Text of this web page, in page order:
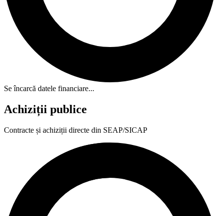
Se încarcă datele financiare...
Achiziții publice
Contracte și achiziții directe din SEAP/SICAP